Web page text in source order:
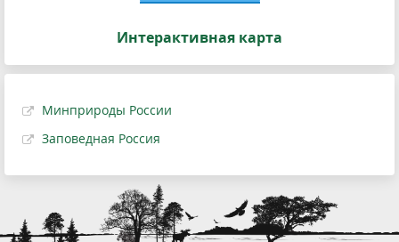
Интерактивная карта
Минприроды России
Заповедная Россия